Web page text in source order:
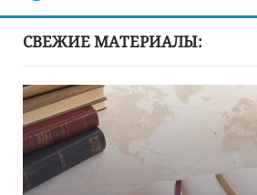
СВЕЖИЕ МАТЕРИАЛЫ: